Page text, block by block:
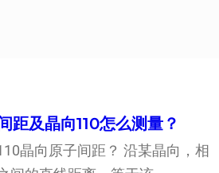
距及晶向110怎么测量？
晶向原子间距？ 沿某晶向，相